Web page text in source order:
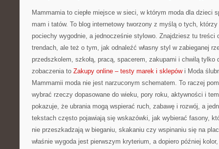
Mammamia to ciepłe miejsce w sieci, w którym moda dla dzieci
mam i tatów. To blog internetowy tworzony z myślą o tych,
pociechy wygodnie, a jednocześnie stylowo. Znajdziesz tu treści
trendach, ale też o tym, jak odnaleźć własny styl w zabieganej
przedszkolem, szkołą, pracą, spacerem, zakupami i chwilą tylko
zobaczenia to Zakupy online – testy marek i sklepówi Moda
Mammamii moda nie jest narzuconym schematem. To raczej
wybrać rzeczy dopasowane do wieku, pory roku, aktywności i
pokazuje, że ubrania mogą wspierać ruch, zabawę i rozwój, a
tekstach często pojawiają się wskazówki, jak wybierać fasony,
nie przeszkadzają w bieganiu, skakaniu czy wspinaniu się na
właśnie wygoda jest pierwszym kryterium, a dopiero później